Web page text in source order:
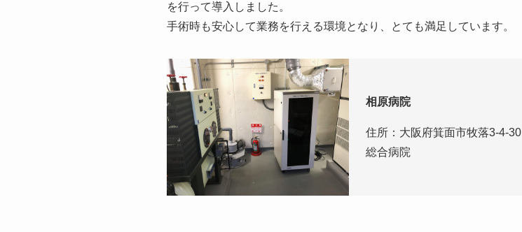
を行って導入しました。
手術時も安心して業務を行える環境となり、とても満足しています。
相原病院
住所：大阪府箕面市牧落3-4-30
総合病院